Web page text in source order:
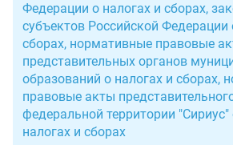
Федерации о налогах и сборах,
субъектов Российской Федерации
сборах, нормативные правовые
представительных органов
образований о налогах и сборах,
правовые акты
федеральной территории
налогах и сборах